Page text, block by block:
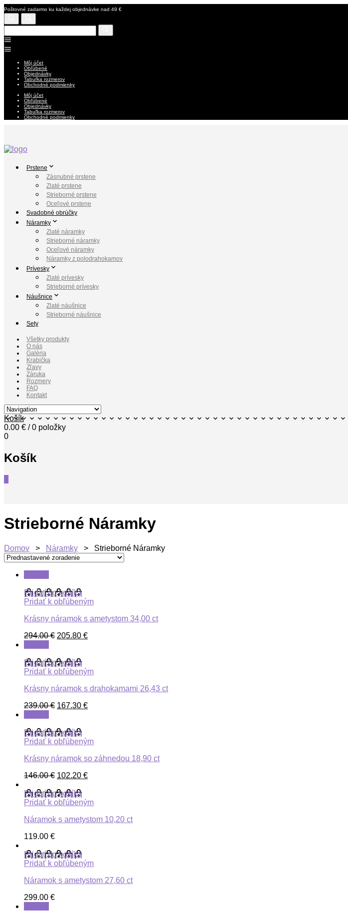
Poštovné zadarmo ku každej objednávke nad 49 €
Môj účet
Obľúbené
Objednávky
Tabuľka rozmerov
Obchodné podmienky
Môj účet
Obľúbené
Objednávky
Tabuľka rozmerov
Obchodné podmienky
Prstene
Zásnubné prstene
Zlaté prstene
Strieborné prstene
Oceľové prstene
Svadobné obrúčky
Náramky
Zlaté náramky
Strieborné náramky
Oceľové náramky
Náramky z polodrahokamov
Prívesky
Zlaté prívesky
Strieborné prívesky
Náušnice
Zlaté náušnice
Strieborné náušnice
Sety
Všetky produkty
O nás
Galéria
Krabička
Zľavy
Záruka
Rozmery
FAQ
Kontakt
Košík
0.00 € / 0 položky
0
Košík
Strieborné Náramky
Domov > Náramky > Strieborné Náramky
Pridať do košíka
Pridať k obľúbeným
Krásny náramok s ametystom 34,00 ct
294.00€ 205.80 €
Pridať do košíka
Pridať k obľúbeným
Krásny náramok s drahokamami 26,43 ct
239.00€ 167.30 €
Pridať do košíka
Pridať k obľúbeným
Krásny náramok so záhnedou 18,90 ct
146.00€ 102.20 €
Pridať do košíka
Pridať k obľúbeným
Náramok s ametystom 10,20 ct
119.00 €
Pridať do košíka
Pridať k obľúbeným
Náramok s ametystom 27,60 ct
299.00 €